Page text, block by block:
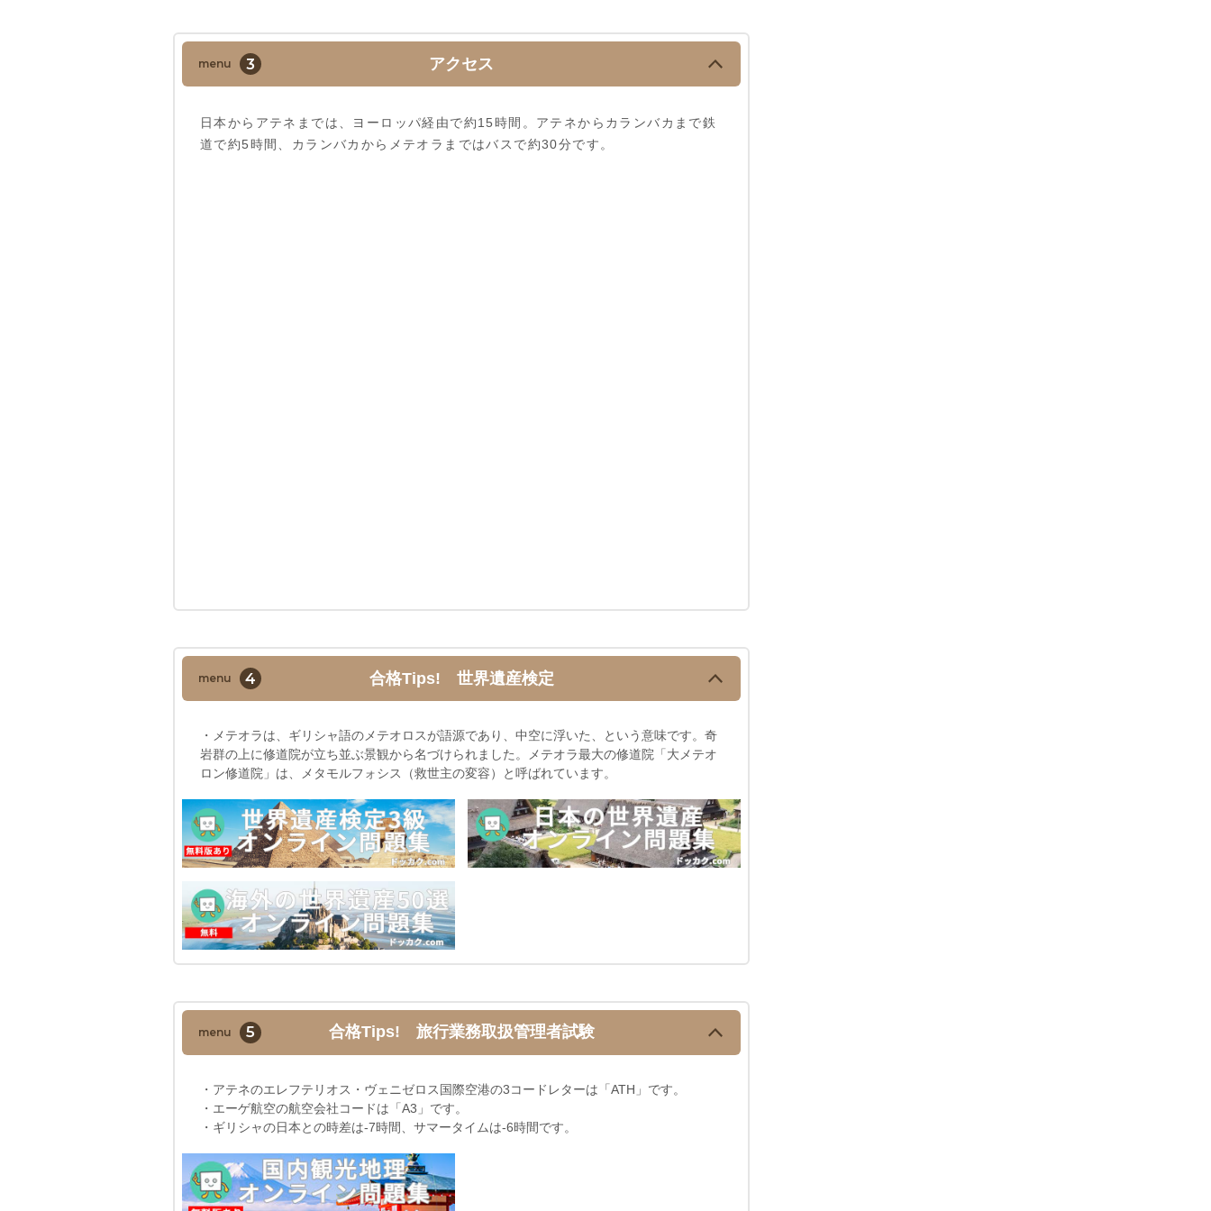
menu 3 アクセス
日本からアテネまでは、ヨーロッパ経由で約15時間。アテネからカランバカまで鉄
道で約5時間、カランバカからメテオラまではバスで約30分です。
menu 4 合格Tips! 世界遺産検定
・メテオラは、ギリシャ語のメテオロスが語源であり、中空に浮いた、という意味です。奇
岩群の上に修道院が立ち並ぶ景観から名づけられました。メテオラ最大の修道院「大メテオ
ロン修道院」は、メタモルフォシス（救世主の変容）と呼ばれています。
menu 5 合格Tips! 旅行業務取扱管理者試験
・アテネのエレフテリオス・ヴェニゼロス国際空港の3コードレターは「ATH」です。
・エーゲ航空の航空会社コードは「A3」です。
・ギリシャの日本との時差は-7時間、サマータイムは-6時間です。